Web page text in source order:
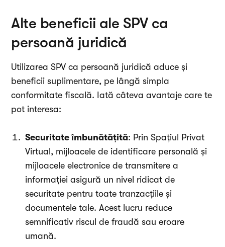
Alte beneficii ale SPV ca
persoană juridică
Utilizarea SPV ca persoană juridică aduce și
beneficii suplimentare, pe lângă simpla
conformitate fiscală. Iată câteva avantaje care te
pot interesa:
Securitate îmbunătățită: Prin Spațiul Privat
Virtual, mijloacele de identificare personală și
mijloacele electronice de transmitere a
informației asigură un nivel ridicat de
securitate pentru toate tranzacțiile și
documentele tale. Acest lucru reduce
semnificativ riscul de fraudă sau eroare
umană.